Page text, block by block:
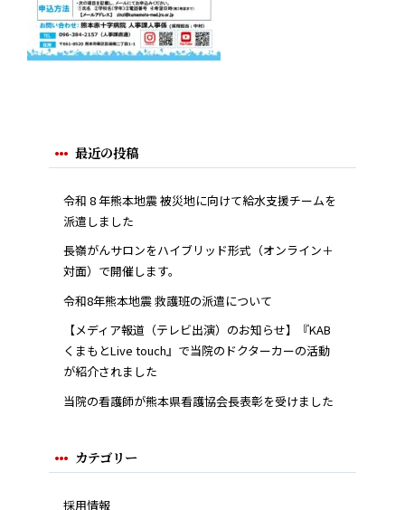
最近の投稿
令和 8 年熊本地震 被災地に向けて給水支援チームを
派遣しました
長嶺がんサロンをハイブリッド形式（オンライン＋
対面）で開催します。
令和8年熊本地震 救護班の派遣について
【メディア報道（テレビ出演）のお知らせ】『KAB
くまもとLive touch』で当院のドクターカーの活動
が紹介されました
当院の看護師が熊本県看護協会長表彰を受けました
カテゴリー
採用情報